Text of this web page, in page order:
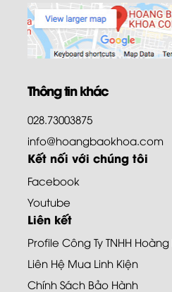
Thông tin khác
028.73003875
info@hoangbaokhoa.com
Kết nối với chúng tôi
Facebook
Youtube
Liên kết
Profile Công Ty TNHH
Liên Hệ Mua Linh Kiện
Chính Sách Bảo Hành